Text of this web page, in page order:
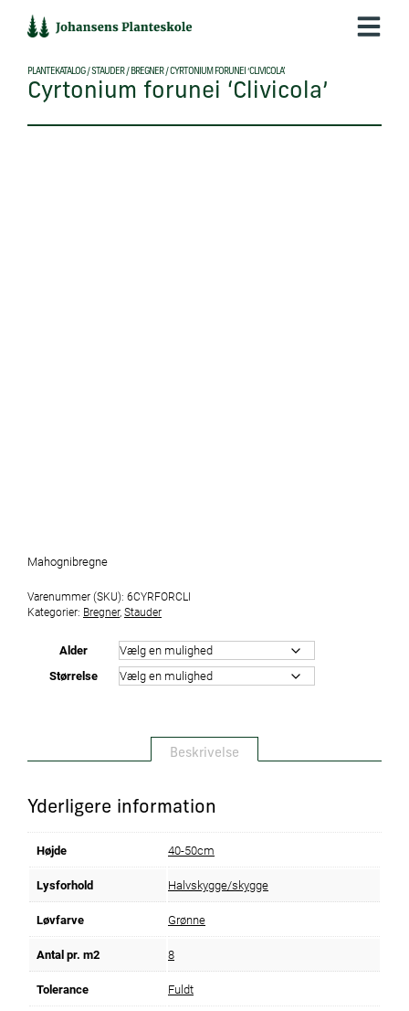
indholdet
PLANTEKATALOG/STAUDER/ BREGNER/CYRTONIUM FORUNEI ‘CLIVICOLA’
Cyrtonium forunei ‘Clivicola’
Mahognibregne
Varenummer (SKU): 6CYRFORCLI
Kategorier: Bregner, Stauder
Alder
Størrelse
Beskrivelse
Yderligere information
Højde 40-50cm
Lysforhold Halvskygge/skygge
Løvfarve Grønne
Antal pr. m2 8
Tolerance Fuldt